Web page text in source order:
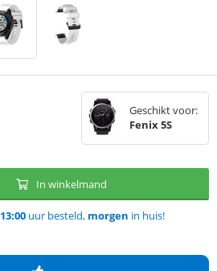
Geschikt voor:
Fenix 5S
In winkelmand
13:00uur besteld, morgen in huis!